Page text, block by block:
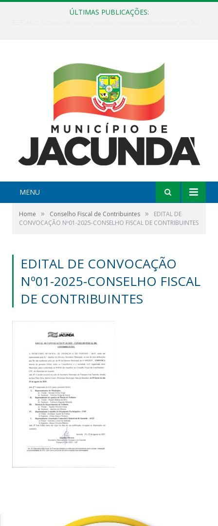
ÚLTIMAS PUBLICAÇÕES:
MENU
Home » Conselho Fiscal de Contribuintes »
EDITAL DE
CONVOCAÇÃO Nº01-2025-CONSELHO FISCAL DE CONTRIBUINTES
EDITAL DE CONVOCAÇÃO
Nº01-2025-CONSELHO FISCAL
DE CONTRIBUINTES